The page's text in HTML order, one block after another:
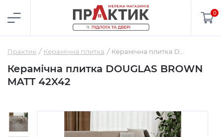
0
Практик Керамічна плитка
Керамічна плитка DOUGLAS BROWN
MATT 42X42